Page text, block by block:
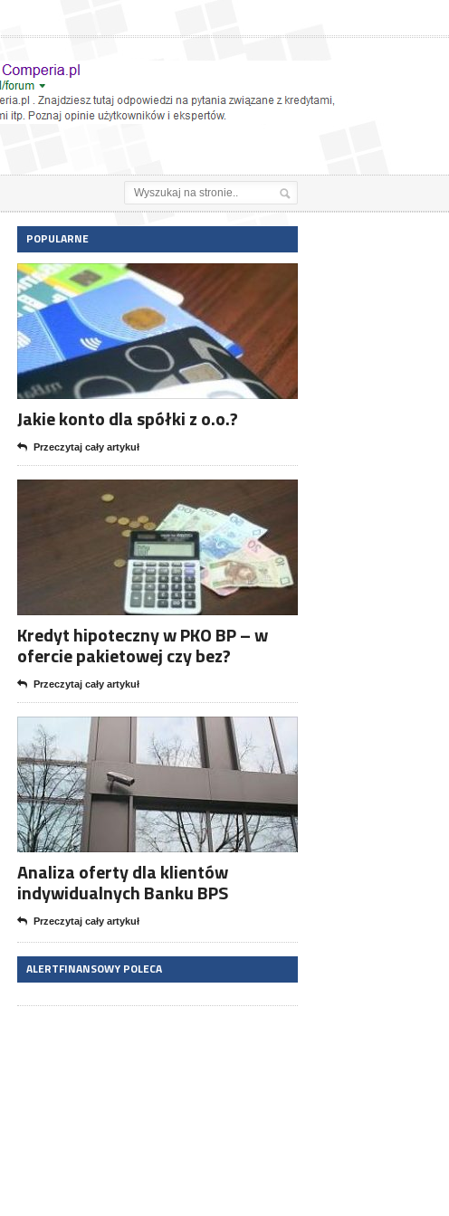
POPULARNE
Jakie konto dla spółki z o.o.?
Przeczytaj cały artykuł
Kredyt hipoteczny w PKO BP – w
ofercie pakietowej czy bez?
Przeczytaj cały artykuł
Analiza oferty dla klientów
indywidualnych Banku BPS
Przeczytaj cały artykuł
ALERTFINANSOWY POLECA